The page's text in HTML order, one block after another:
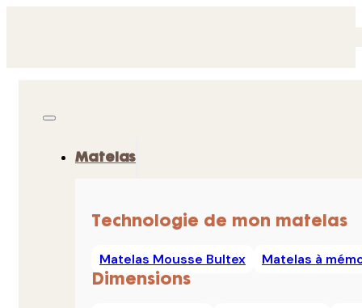
Matelas
Technologie de mon matelas
Matelas Mousse Bultex Matelas à
Dimensions